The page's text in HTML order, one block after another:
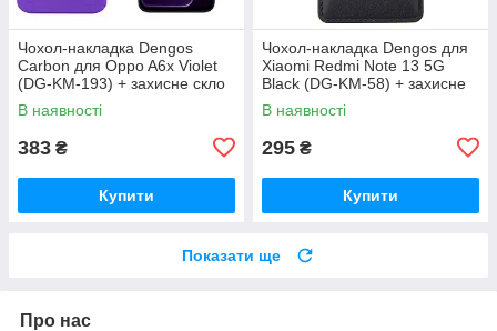
Чохол-накладка Dengos
Carbon для Oppo A6x Violet
(DG-KM-193) + захисне скло
В наявності
383 ₴
Купити
Чохол-накладка Dengos для
Xiaomi Redmi Note 13 5G
Black (DG-KM-58) + захисне
скло
В наявності
295 ₴
Купити
Показати ще
Про нас